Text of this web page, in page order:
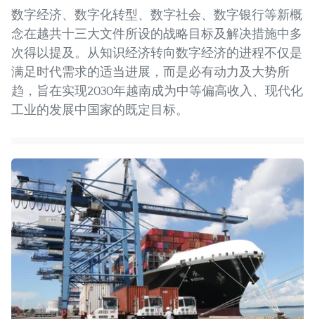
数字经济、数字化转型、数字社会、数字银行等新概
念在越共十三大文件所设的战略目标及解决措施中多
次得以提及。从知识经济转向数字经济的进程不仅是
满足时代需求的适当进展，而是必有动力及大势所
趋，旨在实现2030年越南成为中等偏高收入、现代化
工业的发展中国家的既定目标。